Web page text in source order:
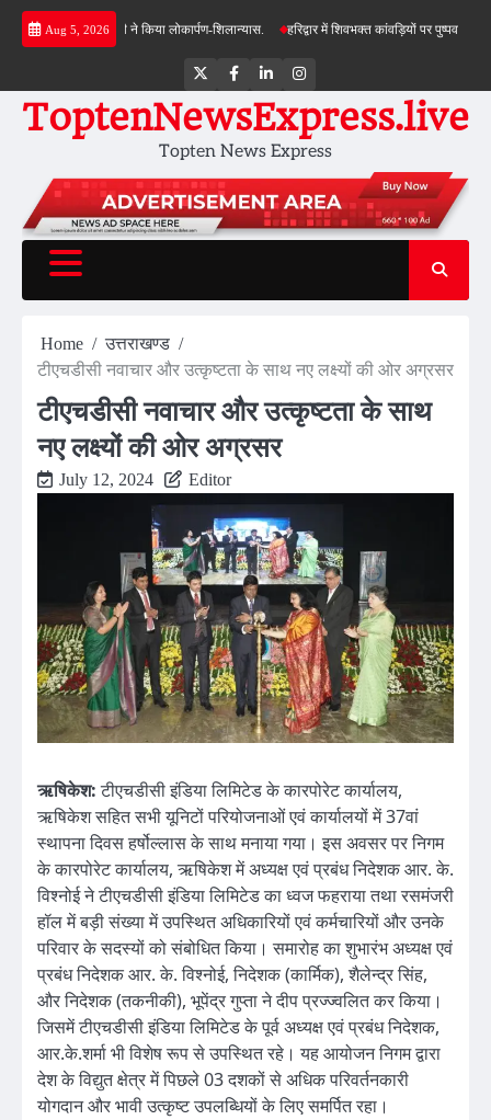
Skip
Aug 5, 2026
सीएम धामी ने किया लोकार्पण-शिलान्यास. हरिद्वार में शिवभक्त कांवड़ियों पर पुष्पवर्षा, मुख्यमंत्री
TwitterFacebookLinkedInInstagram
ToptenNewsExpress.live
Topten News Express
Home
उत्तराखण्ड
टीएचडीसी नवाचार और उत्कृष्टता के साथ नए लक्ष्यों की ओर अग्रसर
टीएचडीसी नवाचार और उत्कृष्टता के साथ
नए लक्ष्यों की ओर अग्रसर
July 12, 2024 Editor
ऋषिकेश:टीएचडीसी इंडिया लिमिटेड के कारपोरेट कार्यालय,
ऋषिकेश सहित सभी यूनिटों परियोजनाओं एवं कार्यालयों में 37वां
स्थापना दिवस हर्षोल्लास के साथ मनाया गया। इस अवसर पर निगम
के कारपोरेट कार्यालय, ऋषिकेश में अध्यक्ष एवं प्रबंध निदेशक आर. के.
विश्नोई ने टीएचडीसी इंडिया लिमिटेड का ध्वज फहराया तथा रसमंजरी
हॉल में बड़ी संख्या में उपस्थित अधिकारियों एवं कर्मचारियों और उनके
परिवार के सदस्यों को संबोधित किया। समारोह का शुभारंभ अध्यक्ष एवं
प्रबंध निदेशक आर. के. विश्नोई, निदेशक (कार्मिक), शैलेन्द्र सिंह,
और निदेशक (तकनीकी), भूपेंद्र गुप्ता ने दीप प्रज्ज्वलित कर किया।
जिसमें टीएचडीसी इंडिया लिमिटेड के पूर्व अध्यक्ष एवं प्रबंध निदेशक,
आर.के.शर्मा भी विशेष रूप से उपस्थित रहे। यह आयोजन निगम द्वारा
देश के विद्युत क्षेत्र में पिछले 03 दशकों से अधिक परिवर्तनकारी
योगदान और भावी उत्कृष्ट उपलब्धियों के लिए समर्पित रहा।